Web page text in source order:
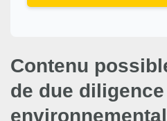
Contenu
de due diligence